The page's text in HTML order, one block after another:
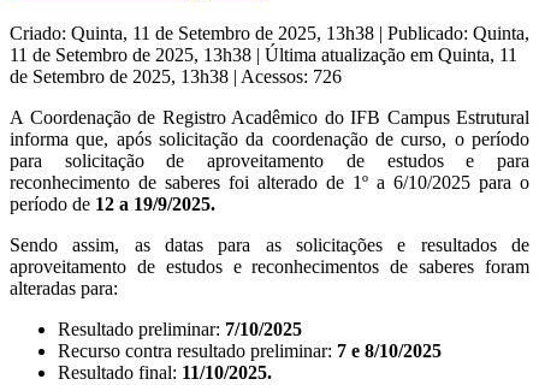
Criado: Quinta, 11 de Setembro de 2025, 13h38 | Publicado: Quinta,
11 de Setembro de 2025, 13h38 | Última atualização em Quinta, 11
de Setembro de 2025, 13h38 | Acessos: 726
A Coordenação de Registro Acadêmico do IFB Campus Estrutural
informa que, após solicitação da coordenação de curso, o período
para solicitação de aproveitamento de estudos e para
reconhecimento de saberes foi alterado de 1º a 6/10/2025 para o
período de 12 a 19/9/2025.
Sendo assim, as datas para as solicitações e resultados de
aproveitamento de estudos e reconhecimentos de saberes foram
alteradas para:
Resultado preliminar: 7/10/2025
Recurso contra resultado preliminar: 7 e 8/10/2025
Resultado final: 11/10/2025.